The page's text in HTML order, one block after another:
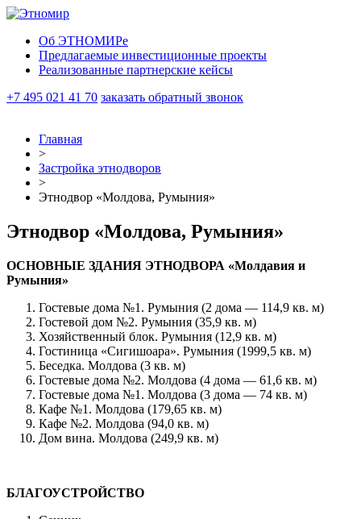
Об ЭТНОМИРе
Предлагаемые инвестиционные проекты
Реализованные партнерские кейсы
+7 495 021 41 70 заказать обратный звонок
Главная
>
Застройка этнодворов
>
Этнодвор «Молдова, Румыния»
Этнодвор «Молдова, Румыния»
ОСНОВНЫЕ ЗДАНИЯ ЭТНОДВОРА «Молдавия и
Румыния»
Гостевые дома №1. Румыния (2 дома — 114,9 кв. м)
Гостевой дом №2. Румыния (35,9 кв. м)
Хозяйственный блок. Румыния (12,9 кв. м)
Гостиница «Сигишоара». Румыния (1999,5 кв. м)
Беседка. Молдова (3 кв. м)
Гостевые дома №2. Молдова (4 дома — 61,6 кв. м)
Гостевые дома №1. Молдова (3 дома — 74 кв. м)
Кафе №1. Молдова (179,65 кв. м)
Кафе №2. Молдова (94,0 кв. м)
Дом вина. Молдова (249,9 кв. м)
БЛАГОУСТРОЙСТВО